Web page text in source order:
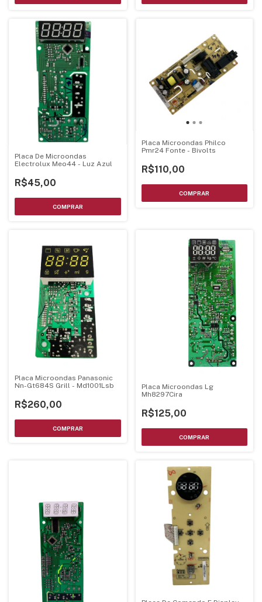
Placa De Microondas
Electrolux Meo44 - Luz Azul
R$45,00
Placa Microondas Philco
Pmr24 Fonte - Bivolts
R$110,00
Placa Microondas Panasonic
Nn-Gt684S Grill - Md1001Lsb
R$260,00
Placa Microondas Lg
Mh8297Cira
R$125,00